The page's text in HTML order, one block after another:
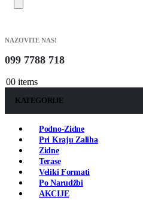
NAZOVITE NAS!
099 7788 718
00 items
KATEGORIJE
Podno-Zidne
Pri Kraju Zaliha
Zidne
Terase
Veliki Formati
Po Narudžbi
AKCIJE